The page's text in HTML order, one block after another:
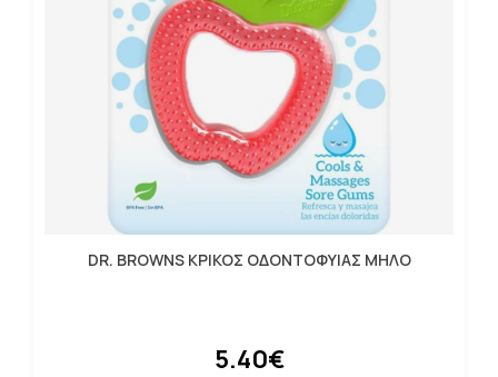
DR. BROWNS ΚΡΙΚΟΣ ΟΔΟΝΤΟΦΥΙΑΣ ΜΗΛΟ
5.40€